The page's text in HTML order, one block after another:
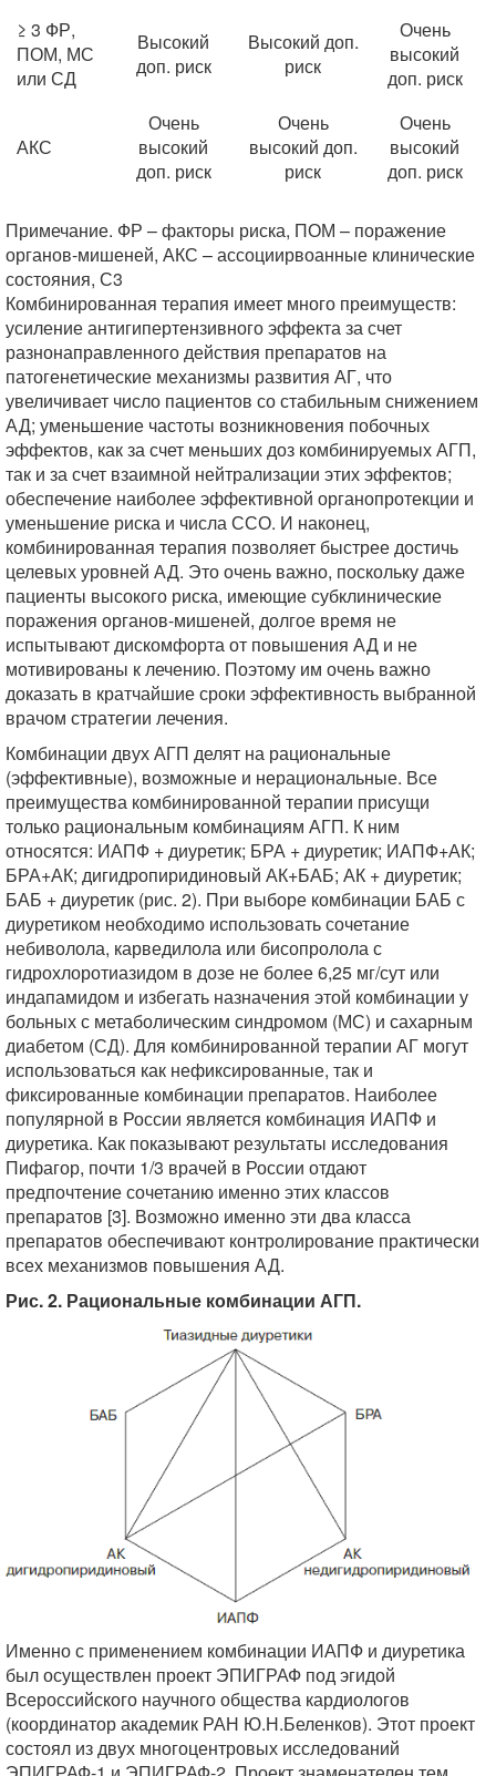
≥ 3 ФР,
ПОМ, МС
или СД
Высокий
доп. риск
Высокий доп.
риск
Очень
высокий
доп. риск
АКС
Очень
высокий
доп. риск
Очень
высокий доп.
риск
Очень
высокий
доп. риск
Примечание. ФР – факторы риска, ПОМ – поражение
органов-мишеней, АКС – ассоциирвоанные клинические
состояния, С3
Комбинированная терапия имеет много преимуществ:
усиление антигипертензивного эффекта за счет
разнонаправленного действия препаратов на
патогенетические механизмы развития АГ, что
увеличивает число пациентов со стабильным снижением
АД; уменьшение частоты возникновения побочных
эффектов, как за счет меньших доз комбинируемых АГП,
так и за счет взаимной нейтрализации этих эффектов;
обеспечение наиболее эффективной органопротекции и
уменьшение риска и числа ССО. И наконец,
комбинированная терапия позволяет быстрее достичь
целевых уровней АД. Это очень важно, поскольку даже
пациенты высокого риска, имеющие субклинические
поражения органов-мишеней, долгое время не
испытывают дискомфорта от повышения АД и не
мотивированы к лечению. Поэтому им очень важно
доказать в кратчайшие сроки эффективность выбранной
врачом стратегии лечения.
Комбинации двух АГП делят на рациональные
(эффективные), возможные и нерациональные. Все
преимущества комбинированной терапии присущи
только рациональным комбинациям АГП. К ним
относятся: ИАПФ + диуретик; БРА + диуретик; ИАПФ+АК;
БРА+АК; дигидропиридиновый АК+БАБ; АК + диуретик;
БАБ + диуретик (рис. 2). При выборе комбинации БАБ с
диуретиком необходимо использовать сочетание
небиволола, карведилола или бисопролола с
гидрохлоротиазидом в дозе не более 6,25 мг/сут или
индапамидом и избегать назначения этой комбинации у
больных с метаболическим синдромом (МС) и сахарным
диабетом (СД). Для комбинированной терапии АГ могут
использоваться как нефиксированные, так и
фиксированные комбинации препаратов. Наиболее
популярной в России является комбинация ИАПФ и
диуретика. Как показывают результаты исследования
Пифагор, почти 1/3 врачей в России отдают
предпочтение сочетанию именно этих классов
препаратов [3]. Возможно именно эти два класса
препаратов обеспечивают контролирование практически
всех механизмов повышения АД.
Рис. 2. Рациональные комбинации АГП.
Именно с применением комбинации ИАПФ и диуретика
был осуществлен проект ЭПИГРАФ под эгидой
Всероссийского научного общества кардиологов
(координатор академик РАН Ю.Н.Беленков). Этот проект
состоял из двух многоцентровых исследований